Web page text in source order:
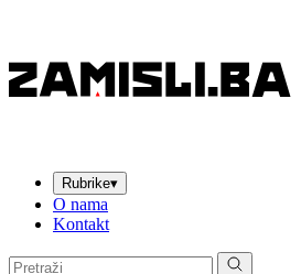
Rubrike▾
O nama
Kontakt
Pretraga: